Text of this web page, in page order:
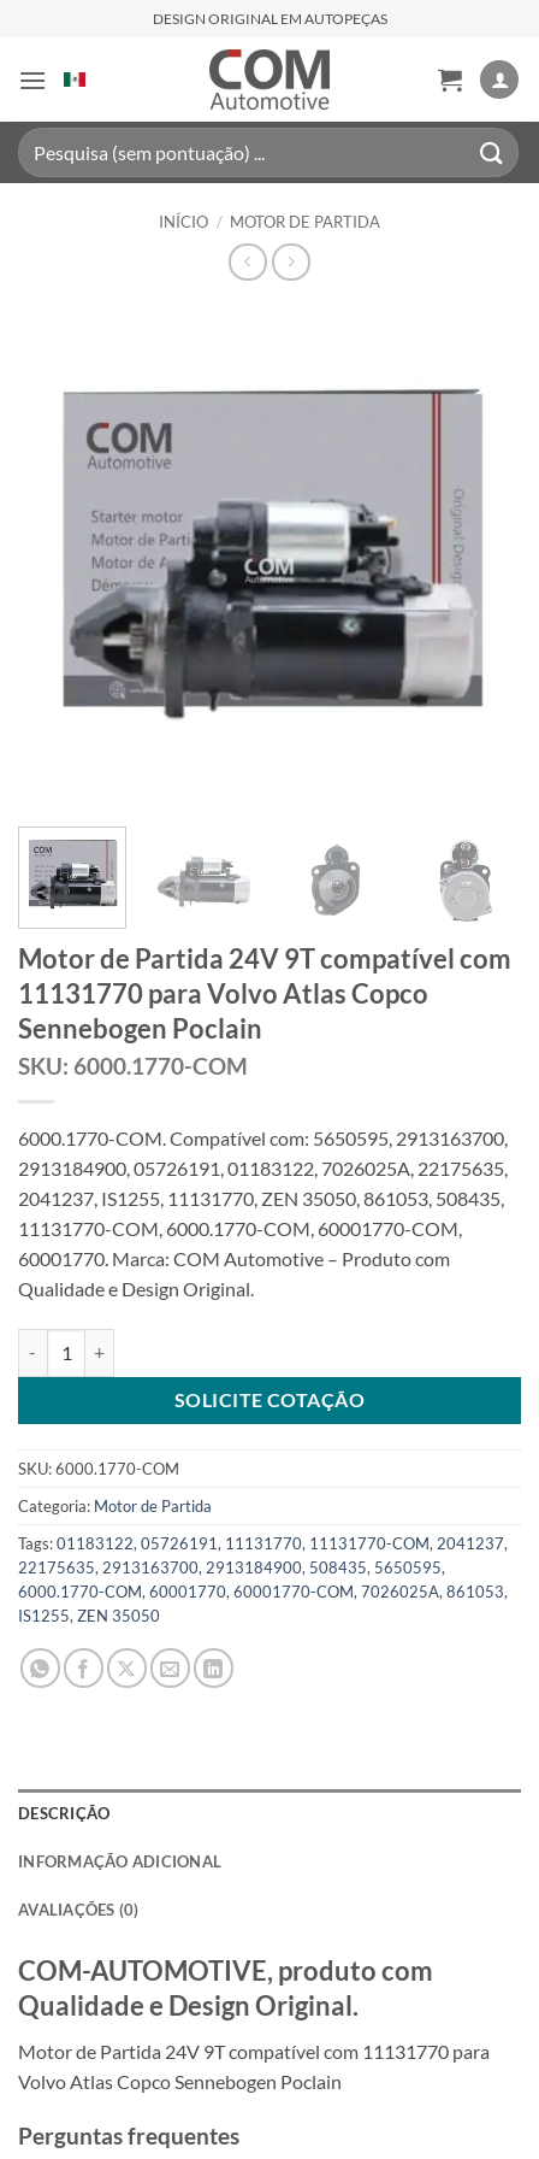
content
DESIGN ORIGINAL EM AUTOPEÇAS
Pesquisar
por:
INÍCIO / MOTOR DE PARTIDA
Motor de Partida 24V 9T compatível com
11131770 para Volvo Atlas Copco
Sennebogen Poclain
SKU: 6000.1770-COM
6000.1770-COM. Compatível com: 5650595, 2913163700,
2913184900, 05726191, 01183122, 7026025A, 22175635,
2041237, IS1255, 11131770, ZEN 35050, 861053, 508435,
11131770-COM, 6000.1770-COM, 60001770-COM,
60001770. Marca: COM Automotive – Produto com
Qualidade e Design Original.
SOLICITE COTAÇÃO
SKU:6000.1770-COM
Categoria: Motor de Partida
Tags:01183122, 05726191, 11131770, 11131770-COM, 2041237,
22175635, 2913163700, 2913184900, 508435, 5650595,
6000.1770-COM, 60001770, 60001770-COM, 7026025A, 861053,
IS1255, ZEN 35050
DESCRIÇÃO
INFORMAÇÃO ADICIONAL
AVALIAÇÕES (0)
COM-AUTOMOTIVE, produto com
Qualidade e Design Original.
Motor de Partida 24V 9T compatível com 11131770 para
Volvo Atlas Copco Sennebogen Poclain
Perguntas frequentes